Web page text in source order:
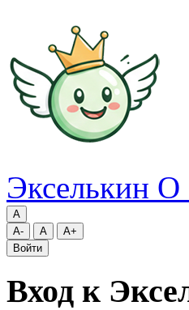
Экселькин О
A
A-
A
A+
Войти
Вход к